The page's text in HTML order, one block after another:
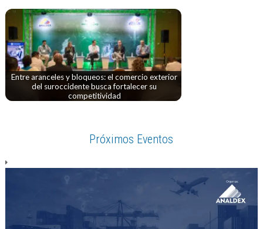
Entre aranceles y bloqueos: el comercio exterior
del suroccidente busca fortalecer su
competitividad
Próximos Eventos